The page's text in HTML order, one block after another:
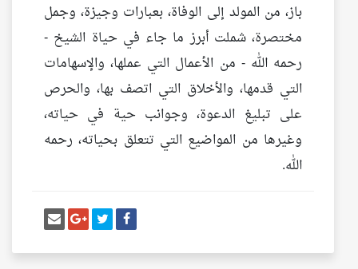
باز، من المولد إلى الوفاة، بعبارات وجيزة، وجمل
مختصرة، شملت أبرز ما جاء في حياة الشيخ -
رحمه الله - من الأعمال التي عملها، والإسهامات
التي قدمها، والأخلاق التي اتصف بها، والحرص
على تبليغ الدعوة، وجوانب حية في حياته،
وغيرها من المواضيع التي تتعلق بحياته، رحمه
الله.
شارك على فيسبوك
أنشر تغريدةشارك على